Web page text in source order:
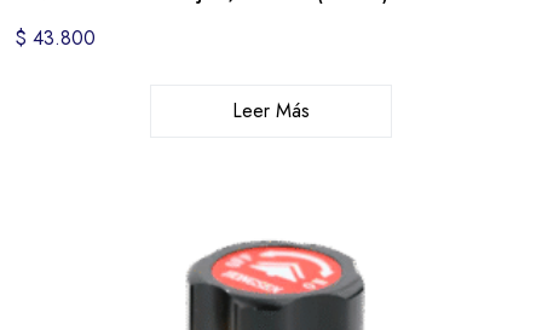
$ 43.800
Leer Más